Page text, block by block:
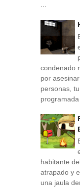
...
condenado
por
personas,
programada
habitante
atrapado y
una jaula